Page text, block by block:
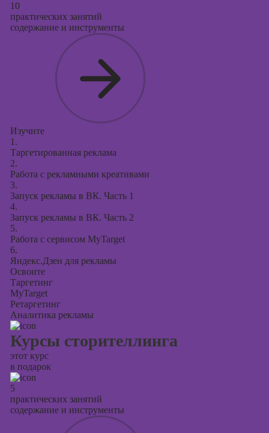
10
практических занятий
содержание и инструменты
Изучите
1.
Таргетированная реклама
2.
Работа с рекламными креативами
3.
Запуск рекламы в ВК. Часть 1
4.
Запуск рекламы в ВК. Часть 2
5.
Работа с сервисом MyTarget
6.
Яндекс.Дзен для рекламы
Освоите
Таргетинг
MyTarget
Ретаргетинг
Аналитика рекламы
Курсы сторителлинга
этот курс
в подарок
5
практических занятий
содержание и инструменты